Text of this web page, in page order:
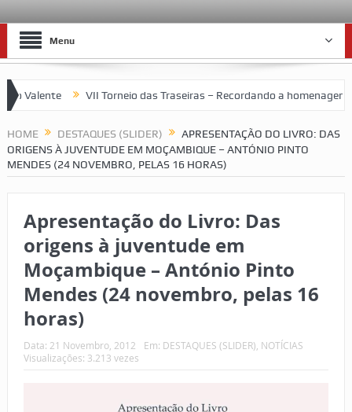
Menu
Valente VII Torneio das Traseiras – Recordando a homenagem
HOME DESTAQUES (SLIDER)
APRESENTAÇÃO DO LIVRO: DAS
ORIGENS À JUVENTUDE EM MOÇAMBIQUE – ANTÓNIO PINTO
MENDES (24 NOVEMBRO, PELAS 16 HORAS)
Apresentação do Livro: Das
origens à juventude em
Moçambique – António Pinto
Mendes (24 novembro, pelas 16
horas)
Data: 21 Novembro, 2012 Em: DESTAQUES (SLIDER) NOTÍCIAS
Visualizações: 3.213 vezes